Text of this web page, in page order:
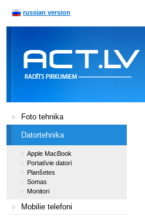
russian version
Foto tehnika
Datortehnika
Apple MacBook
Portatīvie datori
Planšetes
Somas
Monitori
Mobilie telefoni